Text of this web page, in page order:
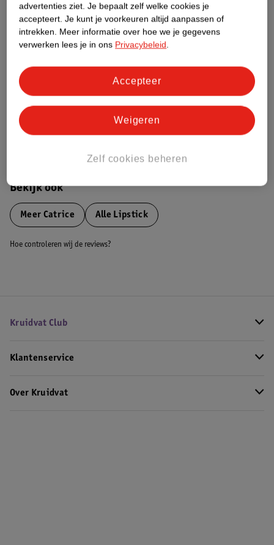
Etiketinformatie
Nature Impact Score
Dit product heeft (nog) geen Nature
Impact Score.
Bekijk ook
Meer Catrice Alle Lipstick
Hoe controleren wij de reviews?
Kruidvat Club
Klantenservice
Over Kruidvat
advertenties ziet. Je bepaalt zelf welke cookies je
accepteert. Je kunt je voorkeuren altijd aanpassen of
intrekken. Meer informatie over hoe we je gegevens
verwerken lees je in ons Privacybeleid.
Zelf cookies beheren
Weigeren
Accepteer